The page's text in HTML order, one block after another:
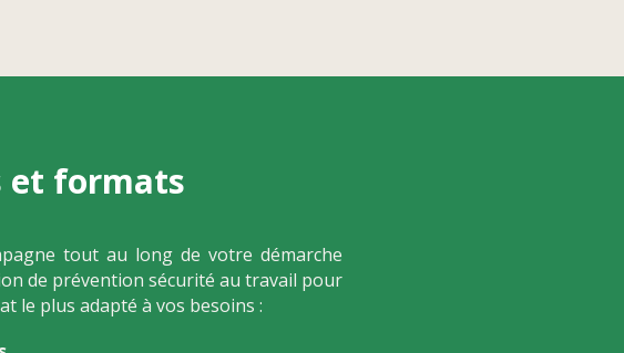
et formats
tout au long de votre démarche
de prévention sécurité au travail pour
le plus adapté à vos besoins :